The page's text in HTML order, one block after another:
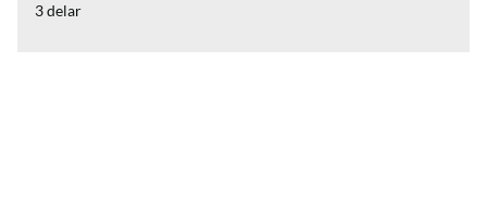
3 delar